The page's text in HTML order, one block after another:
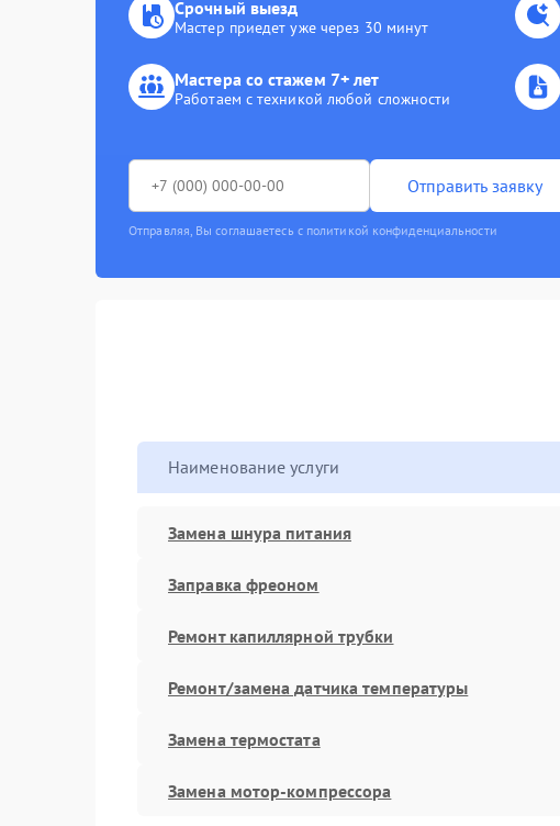
Срочный выезд
Мастер приедет уже через 30 минут
Мастера со стажем 7+ лет
Работаем с техникой любой сложности
Отправить заявку
Отправляя, Вы соглашаетесь с политикой конфиденциальности
Наименование услуги
Замена шнура питания
Заправка фреоном
Ремонт капиллярной трубки
Ремонт/замена датчика температуры
Замена термостата
Замена мотор-компрессора